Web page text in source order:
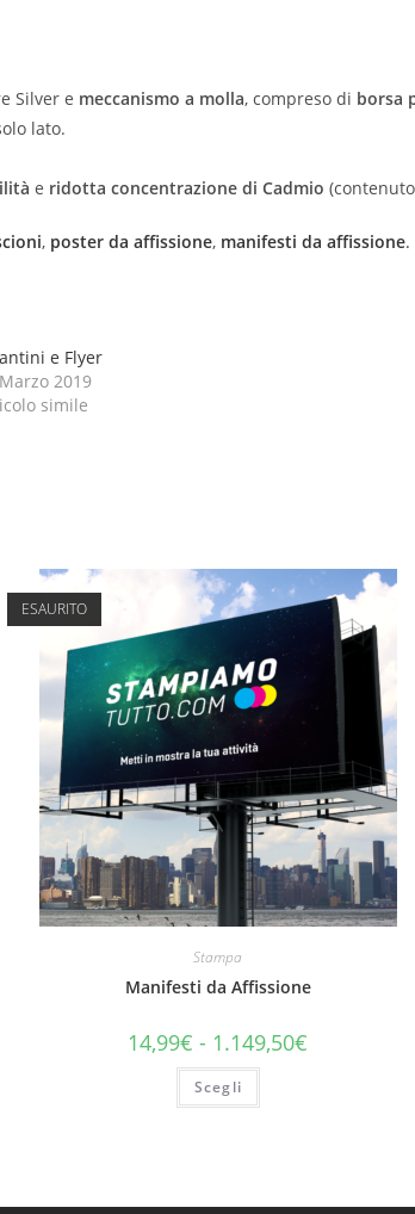
Silver e meccanismo a molla, compreso di borsa
lato.
e ridotta concentrazione di Cadmio
, poster da affissione, manifesti da affissione.
e Flyer
2019
simile
ESAURITO
Stampa
Manifesti da Affissione
14,99€ - 1.149,50€
Scegli